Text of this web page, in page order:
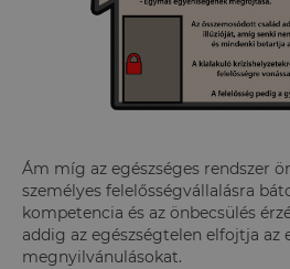
Ám míg az egészséges rendszer
személyes felelősségvállalásra
kompetencia és az önbecsülés
addig az egészségtelen elfojtja az
megnyilvánulásokat.